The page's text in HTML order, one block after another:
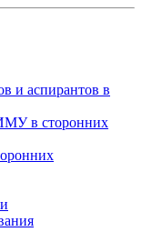
и аспирантов в
в сторонних